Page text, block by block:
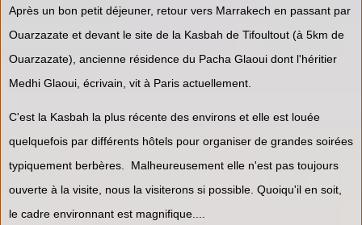
Après un bon petit déjeuner, retour vers Marrakech en passant par
Ouarzazate et devant le site de la Kasbah de Tifoultout (à 5km de
Ouarzazate), ancienne résidence du Pacha Glaoui dont l'héritier
Medhi Glaoui, écrivain, vit à Paris actuellement.
C'est la Kasbah la plus récente des environs et elle est louée
quelquefois par différents hôtels pour organiser de grandes soirées
typiquement berbères. Malheureusement elle n'est pas toujours
ouverte à la visite, nous la visiterons si possible. Quoiqu'il en soit,
le cadre environnant est magnifique....